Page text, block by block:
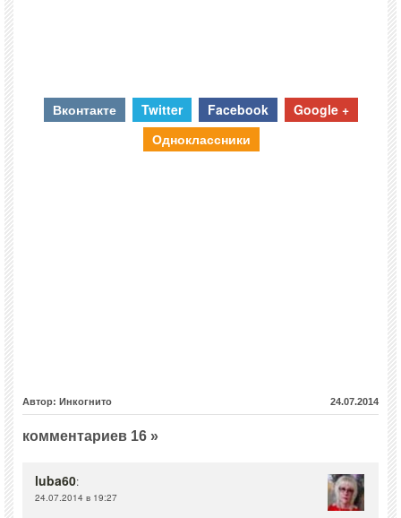
Вконтакте Twitter Facebook
Google +
Одноклассники
Автор: Инкогнито 24.07.2014
комментариев 16 »
luba60:
24.07.2014 в 19:27